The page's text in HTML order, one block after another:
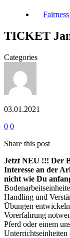
TICKET
Categories
03.01.2021
0 0
Share this post
Jetzt NEU !!! Der
Interesse an der
nicht wie Du
Handling und
Übungen
Vorerfahrung
Pferd oder einem